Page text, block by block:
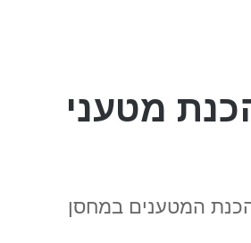
מטעני
המטענים במחסן